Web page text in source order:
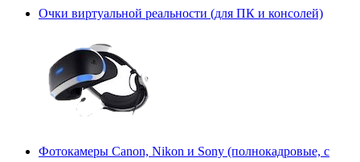
Очки виртуальной реальности (для ПК и консолей)
Фотокамеры Canon, Nikon и Sony (полнокадровые, с